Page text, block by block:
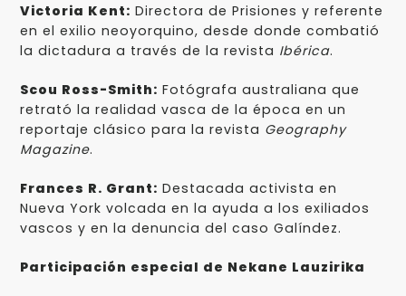
Victoria Kent: Directora de Prisiones y referente
en el exilio neoyorquino, desde donde combatió
la dictadura a través de la revista Ibérica.
Scou Ross-Smith: Fotógrafa australiana que
retrató la realidad vasca de la época en un
reportaje clásico para la revista Geography
Magazine.
Frances R. Grant: Destacada activista en
Nueva York volcada en la ayuda a los exiliados
vascos y en la denuncia del caso Galíndez.
Participación especial de Nekane Lauzirika